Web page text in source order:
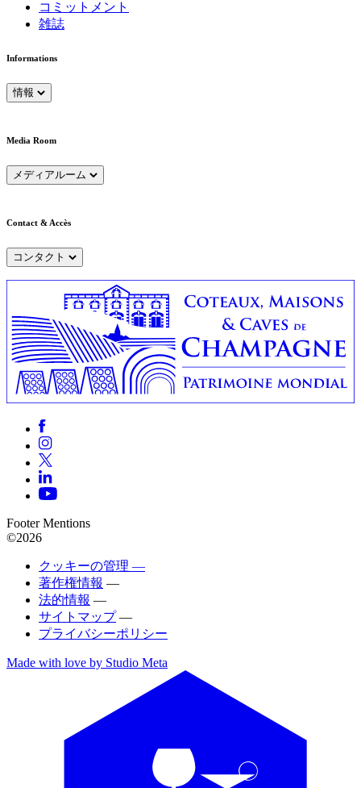
コミットメント
雑誌
Informations
情報
Media Room
メディアルーム
Contact & Accès
コンタクト
Footer Mentions
©2026
クッキーの管理 —
著作権情報 —
法的情報 —
サイトマップ —
プライバシーポリシー
Made with love by Studio Meta